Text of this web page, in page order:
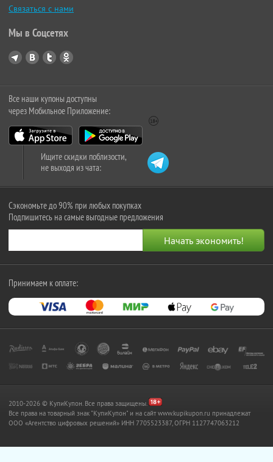
Связаться с нами
Мы в Соцсетях
Все наши купоны доступны
через Мобильное Приложение:
Ищите скидки поблизости,
не выходя из чата:
Сэкономьте до 90% при любых покупках
Подпишитесь на самые выгодные предложения
Принимаем к оплате:
2010-2026 © КупиКупон. Все права защищены.
Все права на товарный знак "КупиКупон" и на сайт www.kupikupon.ru принадлежат
OOO «Агентство цифровых решений» ИНН 7705523387, ОГРН 1127747063212